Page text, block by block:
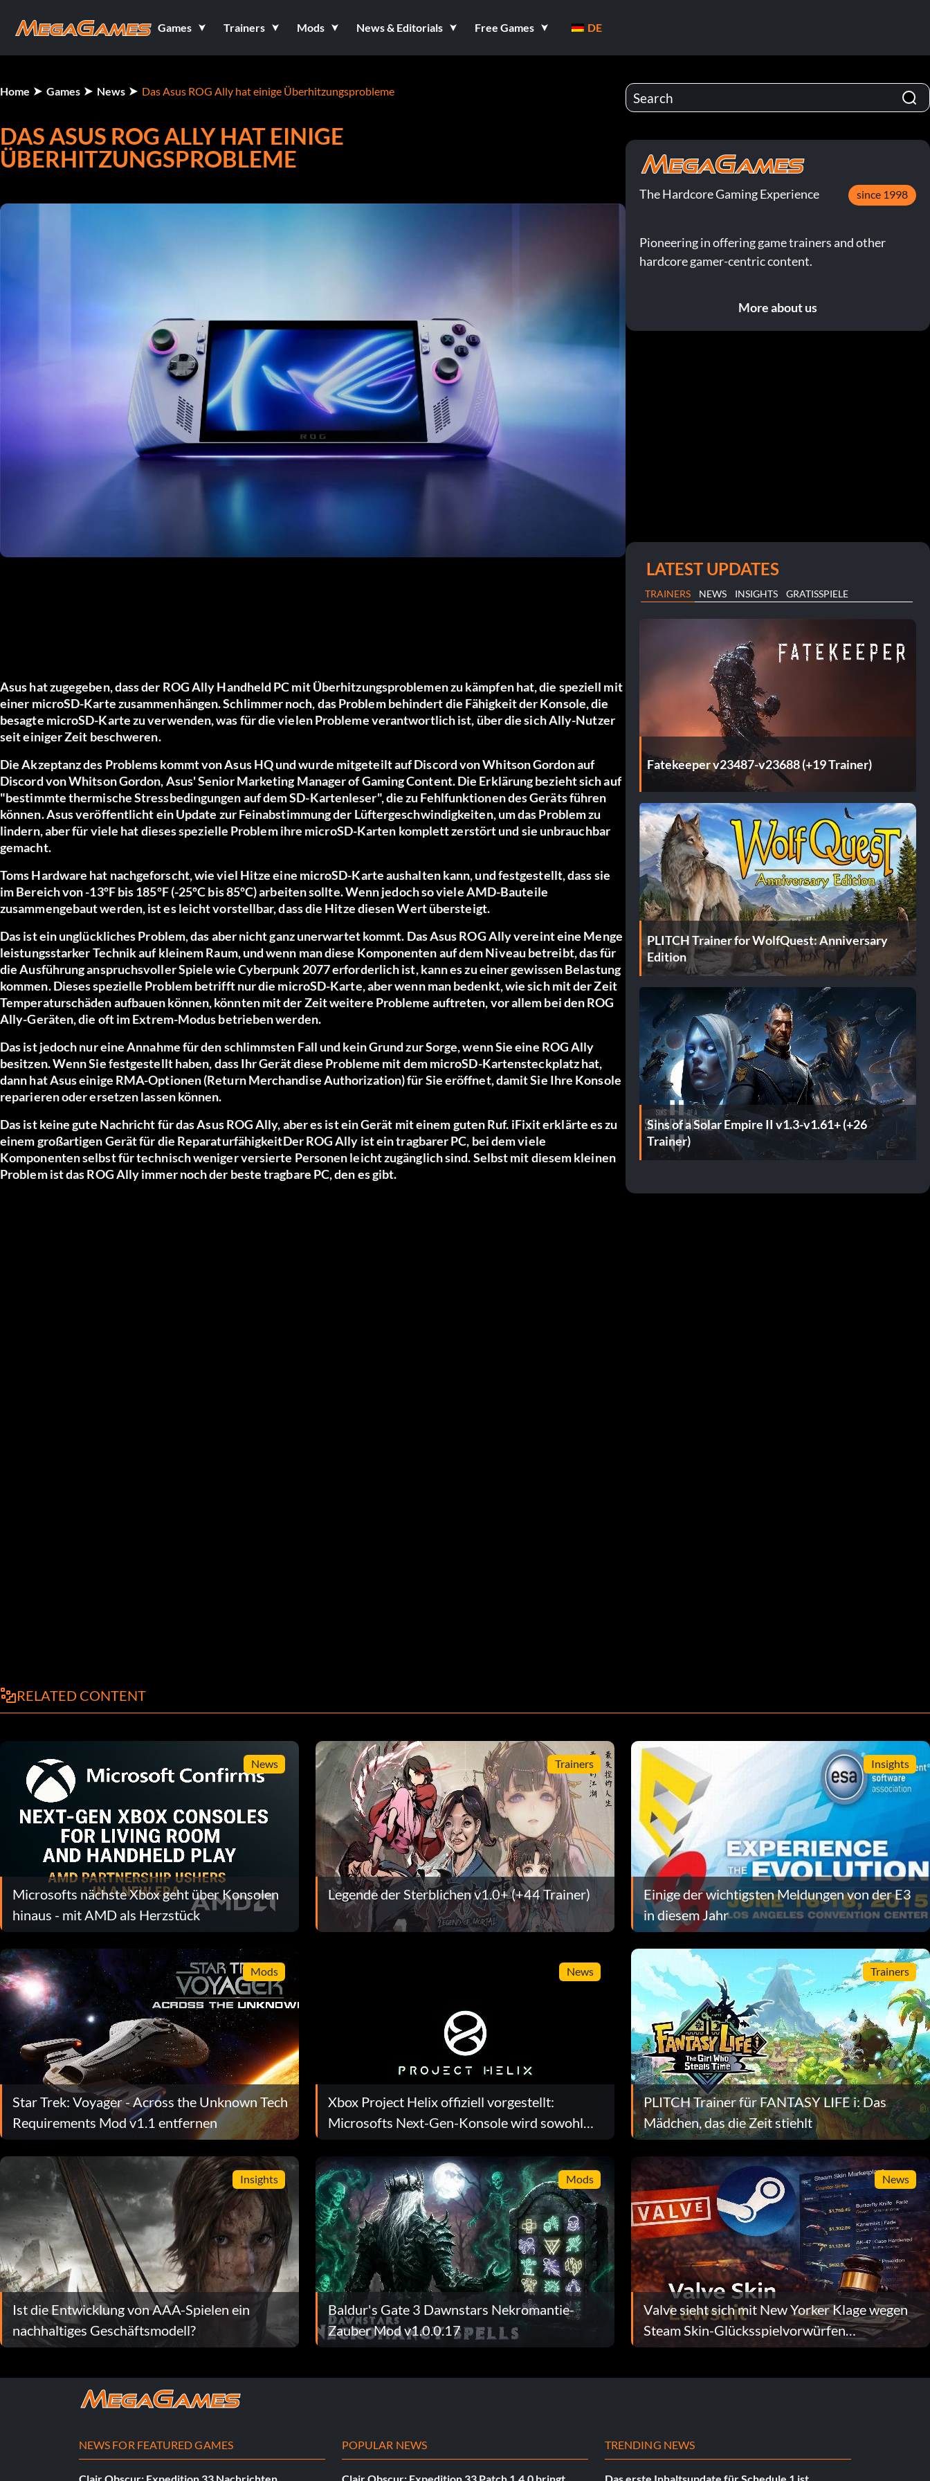
Games Trainers Mods News & Editorials Free Games DE
Home Games News Das Asus ROG Ally hat einige Überhitzungsprobleme
DAS ASUS ROG ALLY HAT EINIGE
ÜBERHITZUNGSPROBLEME
Asus hat zugegeben, dass der ROG Ally Handheld PC mit Überhitzungsproblemen zu kämpfen hat, die speziell mit
einer microSD-Karte zusammenhängen. Schlimmer noch, das Problem behindert die Fähigkeit der Konsole, die
besagte microSD-Karte zu verwenden, was für die vielen Probleme verantwortlich ist, über die sich Ally-Nutzer
seit einiger Zeit beschweren.
Die Akzeptanz des Problems kommt von Asus HQ und wurde mitgeteiltauf Discord von Whitson Gordonauf
Discord von Whitson Gordon, Asus' Senior Marketing Manager of Gaming Content. Die Erklärung bezieht sich auf
"bestimmte thermische Stressbedingungen auf dem SD-Kartenleser", die zu Fehlfunktionen des Geräts führen
können. Asus veröffentlicht ein Update zur Feinabstimmung der Lüftergeschwindigkeiten, um das Problem zu
lindern, aber für viele hat dieses spezielle Problem ihre microSD-Karten komplett zerstört und sie unbrauchbar
gemacht.
Toms Hardware hat nachgeforscht, wie viel Hitze eine microSD-Karte aushalten kann, und festgestellt, dass sie
im Bereich von -13ºF bis 185ºF (-25ºC bis 85ºC) arbeiten sollte. Wenn jedoch so viele AMD-Bauteile
zusammengebaut werden, ist es leicht vorstellbar, dass die Hitze diesen Wert übersteigt.
Das ist ein unglückliches Problem, das aber nicht ganz unerwartet kommt. Das Asus ROG Ally vereint eine Menge
leistungsstarker Technik auf kleinem Raum, und wenn man diese Komponenten auf dem Niveau betreibt, das für
die Ausführung anspruchsvoller Spiele wie Cyberpunk 2077 erforderlich ist, kann es zu einer gewissen Belastung
kommen. Dieses spezielle Problem betrifft nur die microSD-Karte, aber wenn man bedenkt, wie sich mit der Zeit
Temperaturschäden aufbauen können, könnten mit der Zeit weitere Probleme auftreten, vor allem bei den ROG
Ally-Geräten, die oft im Extrem-Modus betrieben werden.
Das ist jedoch nur eine Annahme für den schlimmsten Fall und kein Grund zur Sorge, wenn Sie eine ROG Ally
besitzen. Wenn Sie festgestellt haben, dass Ihr Gerät diese Probleme mit dem microSD-Kartensteckplatz hat,
dann hat Asus einige RMA-Optionen (Return Merchandise Authorization) für Sie eröffnet, damit Sie Ihre Konsole
reparieren oder ersetzen lassen können.
Das ist keine gute Nachricht für das Asus ROG Ally, aber es ist ein Gerät mit einem guten Ruf. iFixit erklärte es zu
einem großartigen Gerät für die ReparaturfähigkeitDer ROG Ally ist ein tragbarer PC, bei dem viele
Komponenten selbst für technisch weniger versierte Personen leicht zugänglich sind. Selbst mit diesem kleinen
Problem ist das ROG Ally immer noch der beste tragbare PC, den es gibt.
The Hardcore Gaming Experience since 1998
Pioneering in offering game trainers and other
hardcore gamer-centric content.
More about us
LATEST UPDATES
TRAINERS NEWS INSIGHTS GRATISSPIELE
Fatekeeper v23487-v23688 (+19 Trainer)
PLITCH Trainer for WolfQuest: Anniversary
Edition
Sins of a Solar Empire II v1.3-v1.61+ (+26
Trainer)
RELATED CONTENT
News
Microsofts nächste Xbox geht über Konsolen
hinaus - mit AMD als Herzstück
Trainers
Legende der Sterblichen v1.0+ (+44 Trainer)
Insights
Einige der wichtigsten Meldungen von der E3
in diesem Jahr
Mods
Star Trek: Voyager - Across the Unknown Tech
Requirements Mod v1.1 entfernen
News
Xbox Project Helix offiziell vorgestellt:
Microsofts Next-Gen-Konsole wird sowohl
Trainers
PLITCH Trainer für FANTASY LIFE i: Das
Mädchen, das die Zeit stiehlt
Insights
Ist die Entwicklung von AAA-Spielen ein
nachhaltiges Geschäftsmodell?
Mods
Baldur's Gate 3 Dawnstars Nekromantie-
Zauber Mod v1.0.0.17
News
Valve sieht sich mit New Yorker Klage wegen
Steam Skin-Glücksspielvorwürfen
konfrontiert
NEWS FOR FEATURED GAMES POPULAR NEWS TRENDING NEWS